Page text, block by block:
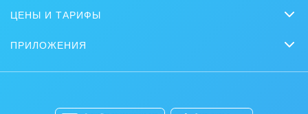
Bitrix GPT
Вебинары
Задать вопрос
Партнеры
Стать партнером
ЦЕНЫ И ТАРИФЫ
ПРИЛОЖЕНИЯ
Разработчикам приложений